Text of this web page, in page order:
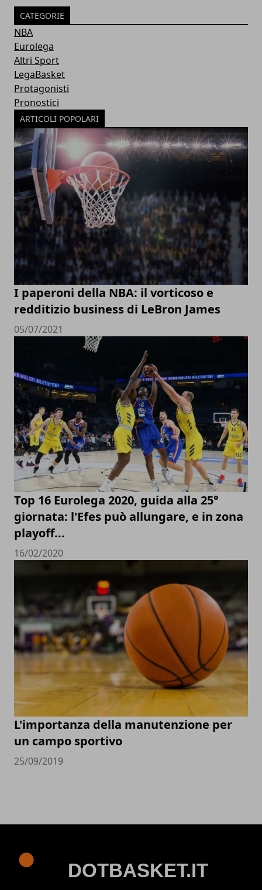
CATEGORIE
NBA
Eurolega
Altri Sport
LegaBasket
Protagonisti
Pronostici
ARTICOLI POPOLARI
I paperoni della NBA: il vorticoso e
redditizio business di LeBron James
05/07/2021
Top 16 Eurolega 2020, guida alla 25°
giornata: l'Efes può allungare, e in zona
playoff...
16/02/2020
L'importanza della manutenzione per
un campo sportivo
25/09/2019